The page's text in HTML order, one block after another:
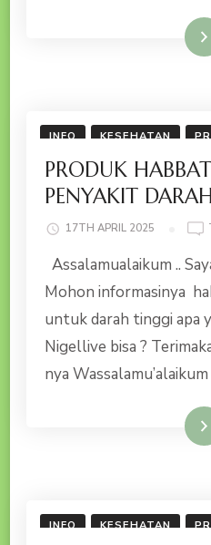
Baca Selengkapnya
INFO KESEHATAN
PRODUK
PENYAKIT
17TH APRIL 2025
Assalamualaikum ..
Mohon informasinya
untuk darah tinggi apa
Nigellive bisa ?
nya Wassalamu’alaikum
Baca Selengkapnya
INFO KESEHATAN